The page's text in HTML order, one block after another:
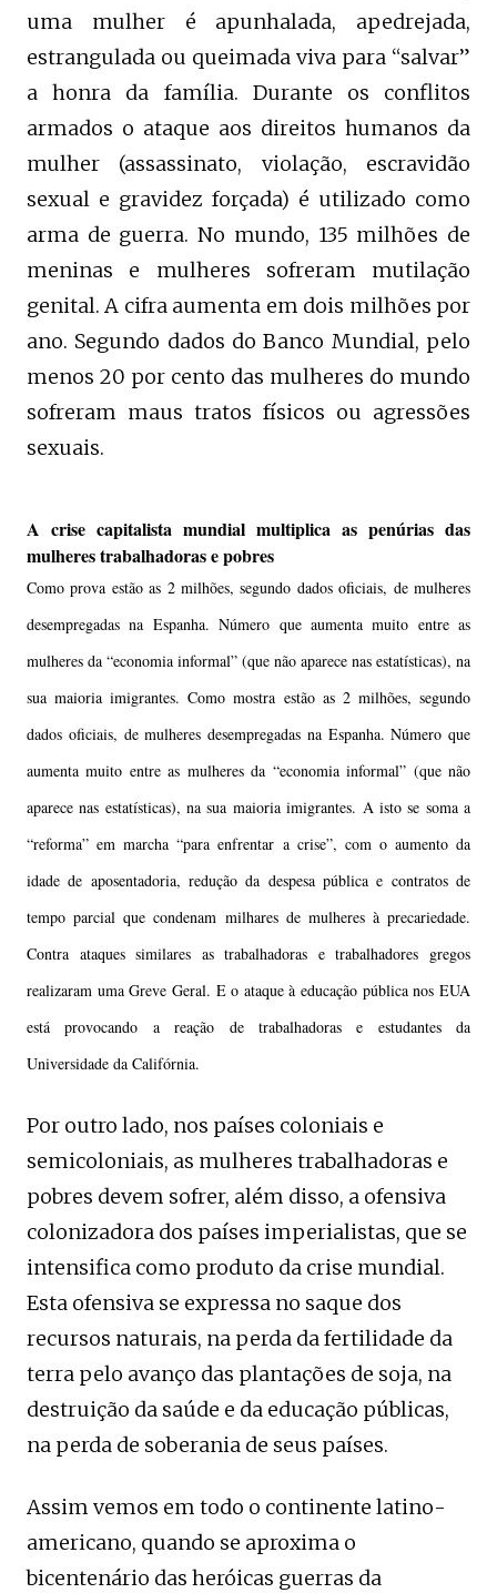
uma mulher é apunhalada, apedrejada,
estrangulada ou queimada viva para “salvar”
a honra da família. Durante os conflitos
armados o ataque aos direitos humanos da
mulher (assassinato, violação, escravidão
sexual e gravidez forçada) é utilizado como
arma de guerra. No mundo, 135 milhões de
meninas e mulheres sofreram mutilação
genital. A cifra aumenta em dois milhões por
ano. Segundo dados do Banco Mundial, pelo
menos 20 por cento das mulheres do mundo
sofreram maus tratos físicos ou agressões
sexuais.
A crise capitalista mundial multiplica as penúrias das
mulheres trabalhadoras e pobres
Como prova estão as 2 milhões, segundo dados oficiais, de mulheres
desempregadas na Espanha. Número que aumenta muito entre as
mulheres da “economia informal” (que não aparece nas estatísticas), na
sua maioria imigrantes.Como mostra estão as 2 milhões, segundo
dados oficiais, de mulheres desempregadas na Espanha. Número que
aumenta muito entre as mulheres da “economia informal” (que não
aparece nas estatísticas), na sua maioria imigrantes. A isto se soma a
“reforma” em marcha “para enfrentar a crise”, com o aumento da
idade de aposentadoria, redução da despesa pública e contratos de
tempo parcial que condenam milhares de mulheres à precariedade.
Contra ataques similares as trabalhadoras e trabalhadores gregos
realizaram uma Greve Geral. E o ataque à educação pública nos EUA
está provocando a reação de trabalhadoras e estudantes da
Universidade da Califórnia.
Por outro lado, nos países coloniais e
semicoloniais, as mulheres trabalhadoras e
pobres devem sofrer, além disso, a ofensiva
colonizadora dos países imperialistas, que se
intensifica como produto da crise mundial.
Esta ofensiva se expressa no saque dos
recursos naturais, na perda da fertilidade da
terra pelo avanço das plantações de soja, na
destruição da saúde e da educação públicas,
na perda de soberania de seus países.
Assim vemos em todo o continente latino-
americano, quando se aproxima o
bicentenário das heróicas guerras da